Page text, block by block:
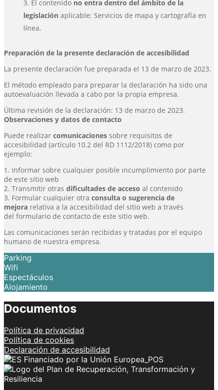
El contenido no entra dentro del ámbito de la
legislación aplicable: Servicios de mapa y cartografía en
línea.
Preparación de la presente declaración de accesibilidad
La presente declaración fue preparada el 13 de marzo de 2023.
El método empleado para preparar la declaración ha sido una
autoevaluación llevada a cabo por la propia empresa.
Última revisión de la declaración: 13 de marzo de 2023.
Observaciones y datos de contacto
Puede realizar comunicaciones sobre requisitos de
accesibilidad (artículo 10.2 del RD 1112/2018) como por
ejemplo:
1. Informar sobre cualquier posible incumplimiento por parte
de este sitio web
2. Transmitir otras dificultades de acceso al contenido
3. Formular cualquier otra consulta o sugerencia de
mejora relativa a la accesibilidad del sitio web a través
del formulario de contacto de este sitio web.
Las comunicaciones serán recibidas y tratadas por el equipo
humano de nuestra empresa.
Parking
Wifi
Espectáculos
Alojamiento
Documentos
Política de privacidad
Política de cookies
Declaración de accesibilidad